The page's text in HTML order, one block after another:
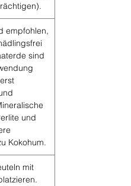
empfohlen,
sind
und
Kokohum.
mit